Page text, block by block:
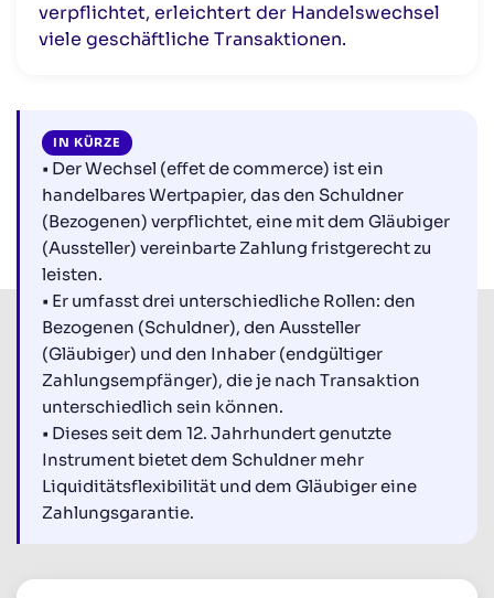
verpflichtet, erleichtert der Handelswechsel
viele geschäftliche Transaktionen.
IN KÜRZE
• Der Wechsel (effet de commerce) ist ein
handelbares Wertpapier, das den Schuldner
(Bezogenen) verpflichtet, eine mit dem Gläubiger
(Aussteller) vereinbarte Zahlung fristgerecht zu
leisten.
• Er umfasst drei unterschiedliche Rollen: den
Bezogenen (Schuldner), den Aussteller
(Gläubiger) und den Inhaber (endgültiger
Zahlungsempfänger), die je nach Transaktion
unterschiedlich sein können.
• Dieses seit dem 12. Jahrhundert genutzte
Instrument bietet dem Schuldner mehr
Liquiditätsflexibilität und dem Gläubiger eine
Zahlungsgarantie.